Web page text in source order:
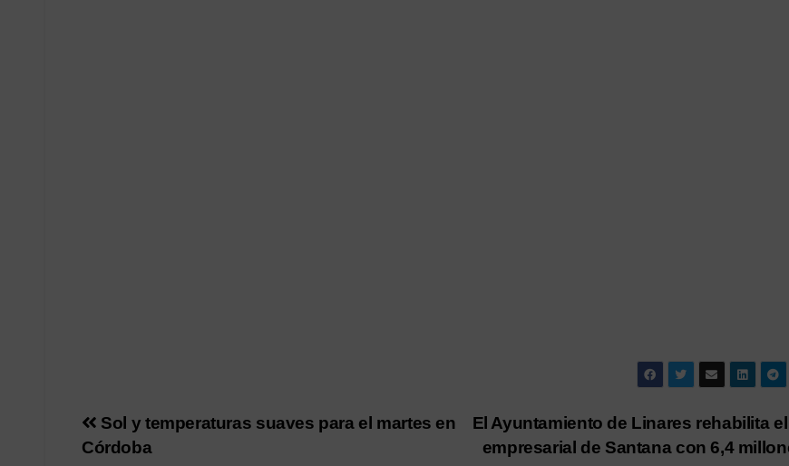
Navegación
El Ayuntamiento de Linares rehabilita
empresarial de Santana con 6,4
Sol y temperaturas suaves para el martes en
Córdoba